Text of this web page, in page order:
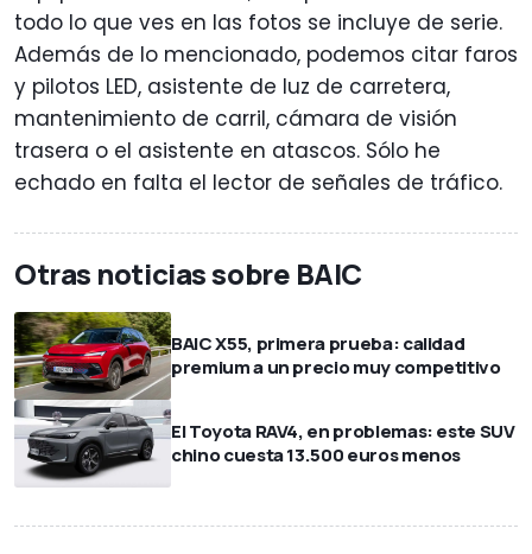
todo lo que ves en las fotos se incluye de serie.
Además de lo mencionado, podemos citar faros
y pilotos LED, asistente de luz de carretera,
mantenimiento de carril, cámara de visión
trasera o el asistente en atascos. Sólo he
echado en falta el lector de señales de tráfico.
Otras noticias sobre BAIC
BAIC X55, primera prueba: calidad
premium a un precio muy competitivo
El Toyota RAV4, en problemas: este SUV
chino cuesta 13.500 euros menos